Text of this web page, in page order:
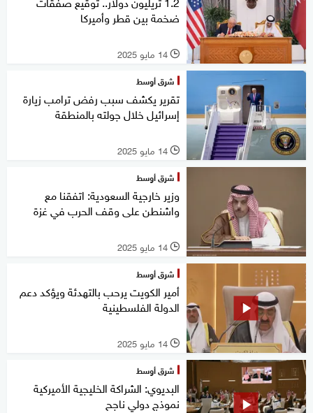
ضخمة بين قطر وأميركا
l 14 مايو 2025
شرق أوسط
تقرير يكشف سبب رفض ترامب زيارة
إسرائيل خلال جولته بالمنطقة
l 14 مايو 2025
شرق أوسط
وزير خارجية السعودية: اتفقنا مع
واشنطن على وقف الحرب في غزة
l 14 مايو 2025
شرق أوسط
أمير الكويت يرحب بالتهدئة ويؤكد دعم
الدولة الفلسطينية
l 14 مايو 2025
شرق أوسط
البديوي: الشراكة الخليجية الأميركية
نموذج دولي ناجح